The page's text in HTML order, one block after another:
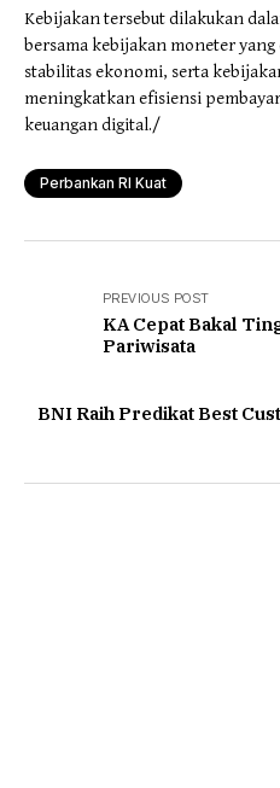
Kebijakan tersebut dilakukan
bersama kebijakan moneter
stabilitas ekonomi, serta
meningkatkan efisiensi
keuangan digital./
Perbankan RI Kuat
PREVIOUS POST
KA Cepat Bakal
Pariwisata
BNI Raih Predikat Best